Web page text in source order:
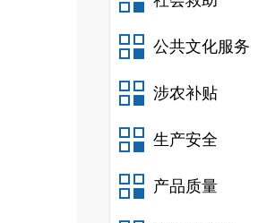
公共文化服务
涉农补贴
生产安全
产品质量